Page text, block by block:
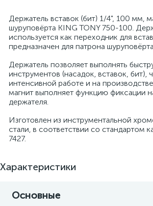
Держатель вставок (бит) 1/4", 100 мм,
шуруповёрта KING TONY 750-100.
используется как переходник для
предназначен для патрона
Держатель позволяет выполнять
инструментов (насадок, вставок, бит),
интенсивной работе и на
магнит выполняет функцию фиксации
держателя.
Изготовлен из инструментальной
стали, в соответствии со стандартом
7427.
Характеристики
Основные